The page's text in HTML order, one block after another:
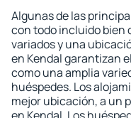
Algunas de las
con todo incluido bien
variados y una
en Kendal garantizan
como una amplia
huéspedes. Los
mejor ubicación, a un